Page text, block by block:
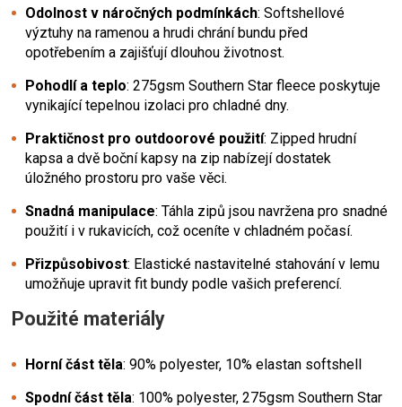
Odolnost v náročných podmínkách: Softshellové
výztuhy na ramenou a hrudi chrání bundu před
opotřebením a zajišťují dlouhou životnost.
Pohodlí a teplo: 275gsm Southern Star fleece poskytuje
vynikající tepelnou izolaci pro chladné dny.
Praktičnost pro outdoorové použití: Zipped hrudní
kapsa a dvě boční kapsy na zip nabízejí dostatek
úložného prostoru pro vaše věci.
Snadná manipulace: Táhla zipů jsou navržena pro snadné
použití i v rukavicích, což oceníte v chladném počasí.
Přizpůsobivost: Elastické nastavitelné stahování v lemu
umožňuje upravit fit bundy podle vašich preferencí.
Použité materiály
Horní část těla: 90% polyester, 10% elastan softshell
Spodní část těla: 100% polyester, 275gsm Southern Star